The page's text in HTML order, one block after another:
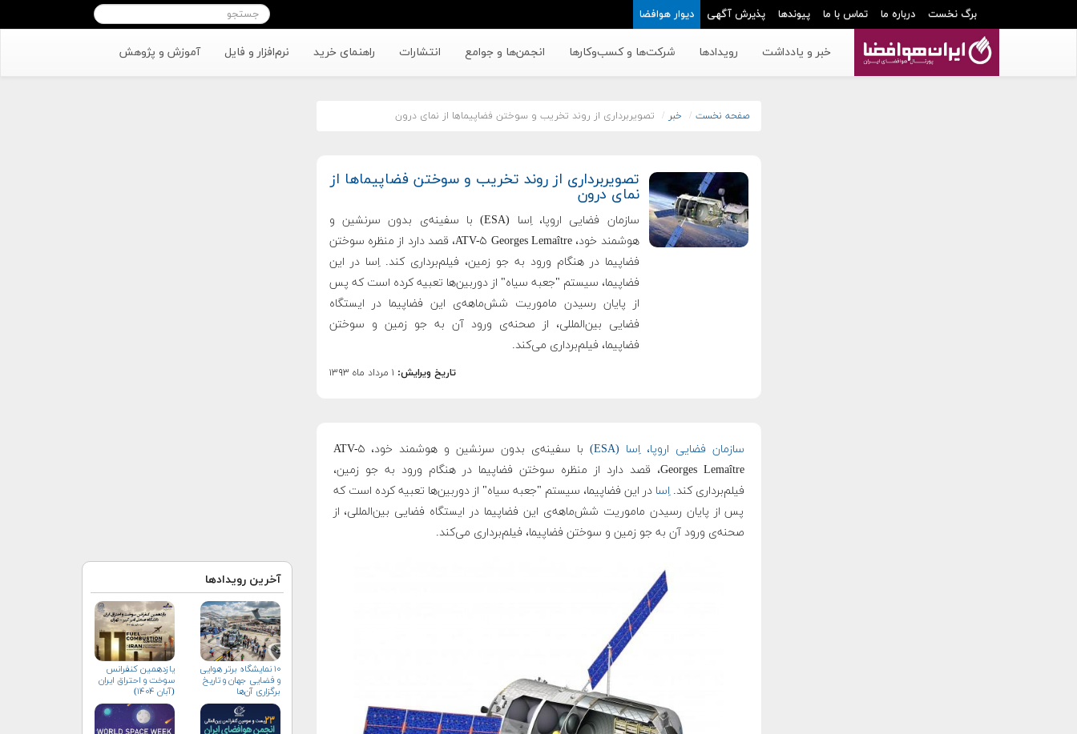
برگ نخست درباره ما تماس با ما پیوندها پذیرش آگهی دیوار هوافضا
خبر و یادداشت رویدادها شرکت‌ها و کسب‌وکار‌ها انجمن‌ها و جوامع انتشارات راهنمای خرید نرم‌افزار و فایل آموزش و پژوهش
صفحه نخست خبر تصویربرداری از روند تخریب و سوختن فضاپیماها از نمای درون
تصویربرداری از روند تخریب و سوختن فضاپیماها از
نمای درون
سازمان فضایی اروپا، اِسا (ESA) با سفینه‌ی بدون سرنشین و
هوشمند خود، ATV-۵ Georges Lemaître، قصد دارد از منظره سوختن
فضاپیما در هنگام ورود به جو زمین، فیلم‌برداری کند. اِسا در این
فضاپیما، سیستم "جعبه سیاه" از دوربین‌ها تعبیه کرده است که پس
از پایان رسیدن ماموریت شش‌ماهه‌ی این فضاپیما در ایستگاه
فضایی بین‌المللی، از صحنه‌ی ورود آن به جو زمین و سوختن
فضاپیما، فیلم‌برداری می‌کند.
تاریخ ویرایش: ۱ مرداد ماه ۱۳۹۳
سازمان فضایی اروپا، اِسا (ESA)
با سفینه‌ی بدون سرنشین و هوشمند خود، ATV-۵
Georges Lemaître، قصد دارد از منظره سوختن فضاپیما در هنگام ورود به جو زمین،
فیلم‌برداری کند.اِسادر این فضاپیما، سیستم "جعبه سیاه" از دوربین‌ها تعبیه کرده است که
پس از پایان رسیدن ماموریت شش‌ماهه‌ی این فضاپیما در ایستگاه فضایی بین‌المللی، از
صحنه‌ی ورود آن به جو زمین و سوختن فضاپیما، فیلم‌برداری می‌کند.
آخرین رویدادها
۱۰ نمایشگاه برتر هوایی
و فضایی جهان و تاریخ
برگزاری آن‌ها
یازدهمین کنفرانس
سوخت و احتراق ایران
(آبان‌ ۱۴۰۴)